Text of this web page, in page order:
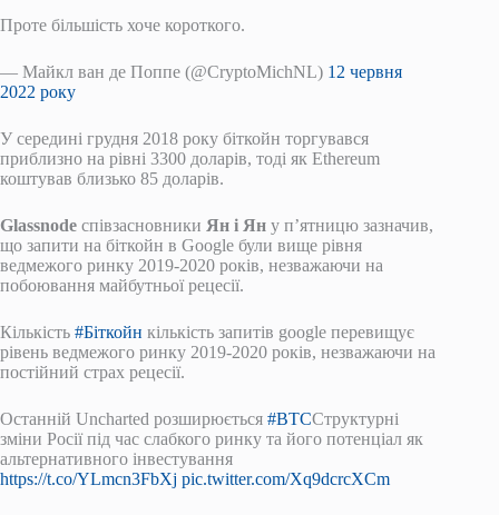
Проте більшість хоче короткого.
— Майкл ван де Поппе (@CryptoMichNL) 12 червня
2022 року
У середині грудня 2018 року біткойн торгувався
приблизно на рівні 3300 доларів, тоді як Ethereum
коштував близько 85 доларів.
Glassnode співзасновники Ян і Ян у п’ятницю зазначив,
що запити на біткойн в Google були вище рівня
ведмежого ринку 2019-2020 років, незважаючи на
побоювання майбутньої рецесії.
Кількість #Біткойн кількість запитів google перевищує
рівень ведмежого ринку 2019-2020 років, незважаючи на
постійний страх рецесії.
Останній Uncharted розширюється #BTCСтруктурні
зміни Росії під час слабкого ринку та його потенціал як
альтернативного інвестування
https://t.co/YLmcn3FbXj pic.twitter.com/Xq9dcrcXCm